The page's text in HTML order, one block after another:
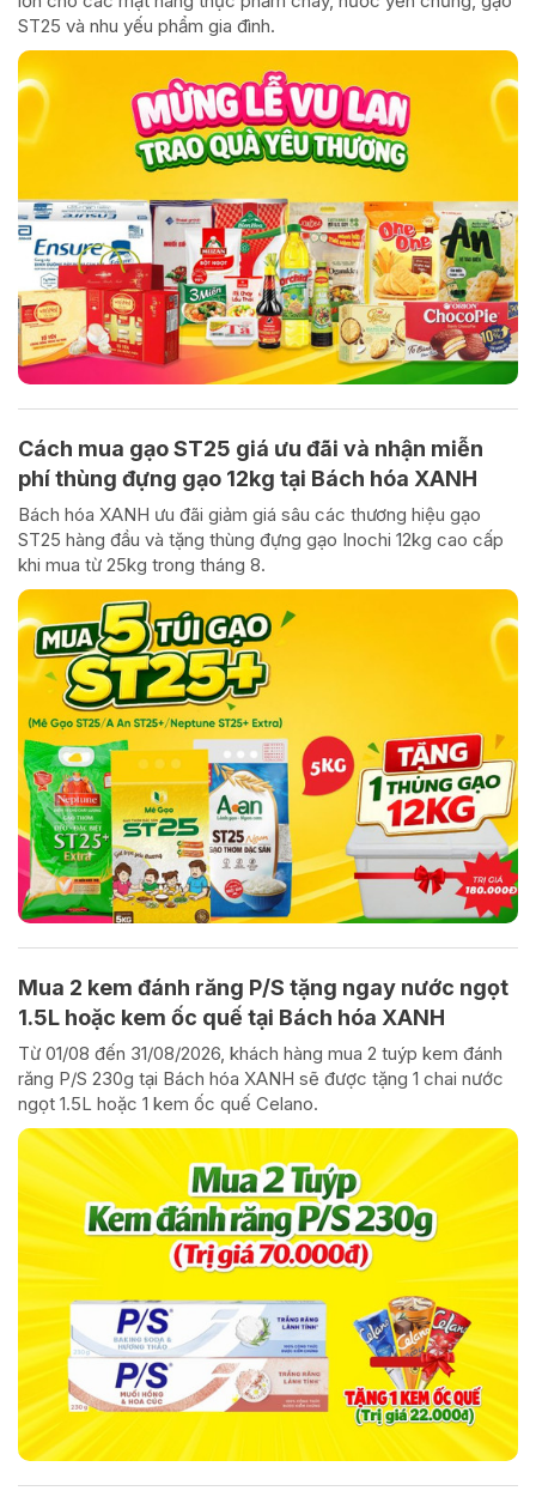
ST25 và nhu yếu phẩm gia đình.
Cách mua gạo ST25 giá ưu đãi và nhận miễn
phí thùng đựng gạo 12kg tại Bách hóa XANH
Bách hóa XANH ưu đãi giảm giá sâu các thương hiệu gạo
ST25 hàng đầu và tặng thùng đựng gạo Inochi 12kg cao cấp
khi mua từ 25kg trong tháng 8.
Mua 2 kem đánh răng P/S tặng ngay nước ngọt
1.5L hoặc kem ốc quế tại Bách hóa XANH
Từ 01/08 đến 31/08/2026, khách hàng mua 2 tuýp kem đánh
răng P/S 230g tại Bách hóa XANH sẽ được tặng 1 chai nước
ngọt 1.5L hoặc 1 kem ốc quế Celano.